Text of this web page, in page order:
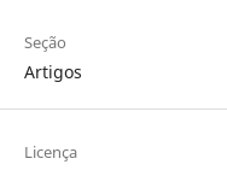
Seção
Artigos
Licença